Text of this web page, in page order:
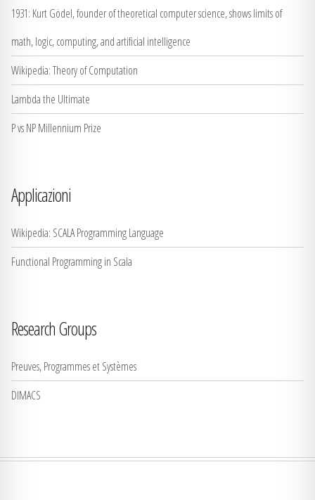
1931: Kurt Gödel, founder of theoretical computer science, shows limits of
math, logic, computing, and artificial intelligence
Wikipedia: Theory of Computation
Lambda the Ultimate
P vs NP Millennium Prize
Applicazioni
Wikipedia: SCALA Programming Language
Functional Programming in Scala
Research Groups
Preuves, Programmes et Systèmes
DIMACS